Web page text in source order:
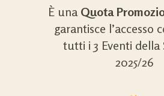
È una Quota
garantisce l’accesso
tutti i 3 Eventi della
2025/26